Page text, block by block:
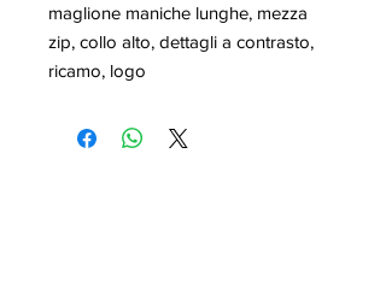
maglione maniche lunghe, mezza
zip, collo alto, dettagli a contrasto,
ricamo, logo